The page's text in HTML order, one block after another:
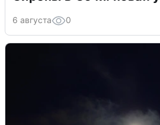
6 августа 0